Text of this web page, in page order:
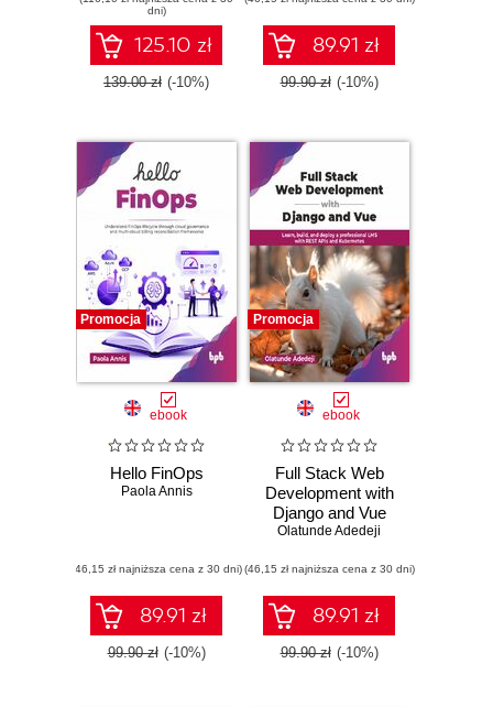
dni)
125.10 zł
139.00 zł (-10%)
89.91 zł
99.90 zł (-10%)
Promocja
ebook
Hello FinOps
Paola Annis
(46,15 zł najniższa cena z 30 dni)
89.91 zł
99.90 zł (-10%)
Promocja
ebook
Full Stack Web
Development with
Django and Vue
Olatunde Adedeji
(46,15 zł najniższa cena z 30 dni)
89.91 zł
99.90 zł (-10%)